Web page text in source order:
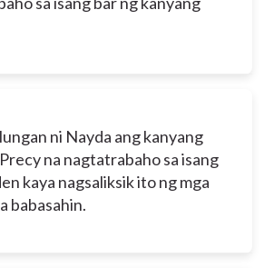
ni Nayda ang kanyang
na nagtatrabaho sa isang
kaya nagsaliksik ito ng mga
babasahin.